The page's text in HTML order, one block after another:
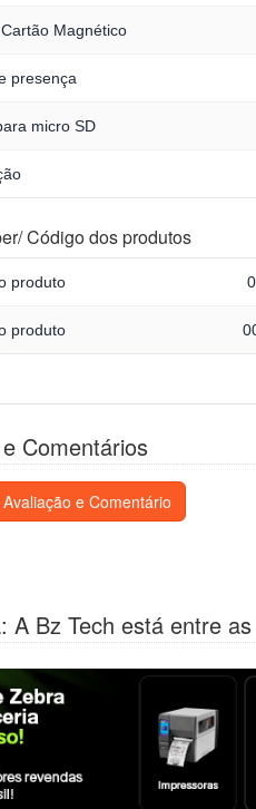
Magnético
presença
micro SD
Código dos produtos
produto
produto
Comentários
e Comentário
A Bz Tech está entre